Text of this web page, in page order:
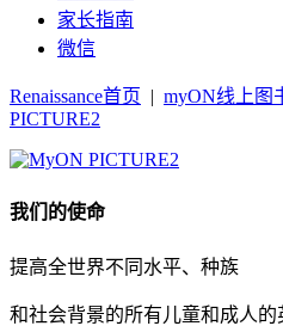
家长指南
微信
Renaissance首页 | myON线上图
PICTURE2
我们的使命
提高全世界不同水平、种族
和社会背景的所有儿童和成人的